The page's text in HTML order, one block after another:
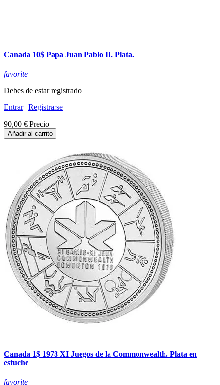
Canada 10$ Papa Juan Pablo II. Plata.
favorite
Debes de estar registrado
Entrar| Registrarse
90,00 € Precio
Añadir al carrito
Canada 1$ 1978 XI Juegos de la Commonwealth. Plata en
estuche
favorite